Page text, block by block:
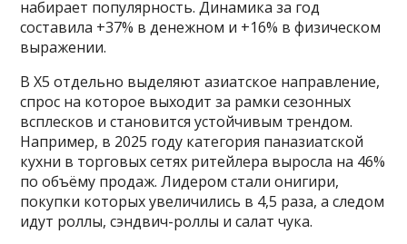
набирает популярность. Динамика за год
составила +37% в денежном и +16% в физическом
выражении.
В X5 отдельно выделяют азиатское направление,
спрос на которое выходит за рамки сезонных
всплесков и становится устойчивым трендом.
Например, в 2025 году категория паназиатской
кухни в торговых сетях ритейлера выросла на 46%
по объёму продаж. Лидером стали онигири,
покупки которых увеличились в 4,5 раза, а следом
идут роллы, сэндвич-роллы и салат чука.